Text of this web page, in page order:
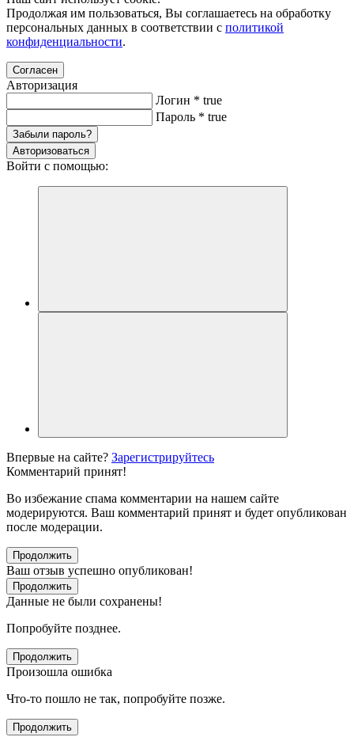
Продолжая им пользоваться, Вы соглашаетесь на обработку
персональных данных в соответствии с политикой
конфиденциальности.
Согласен
Авторизация
Логин * true
Пароль * true
Забыли пароль?
Авторизоваться
Войти с помощью:
Впервые на сайте? Зарегистрируйтесь
Комментарий принят!
Во избежание спама комментарии на нашем сайте
модерируются. Ваш комментарий принят и будет опубликован
после модерации.
Продолжить
Ваш отзыв успешно опубликован!
Продолжить
Данные не были сохранены!
Попробуйте позднее.
Продолжить
Произошла ошибка
Что-то пошло не так, попробуйте позже.
Продолжить